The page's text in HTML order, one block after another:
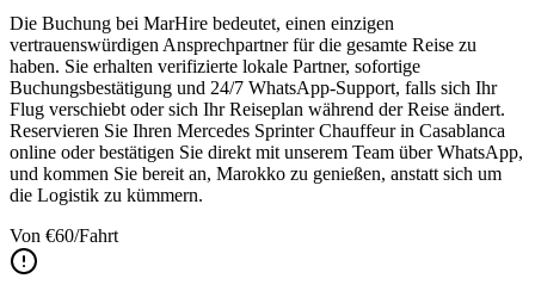
Die Buchung bei MarHire bedeutet, einen einzigen
vertrauenswürdigen Ansprechpartner für die gesamte Reise zu
haben. Sie erhalten verifizierte lokale Partner, sofortige
Buchungsbestätigung und 24/7 WhatsApp-Support, falls sich Ihr
Flug verschiebt oder sich Ihr Reiseplan während der Reise ändert.
Reservieren Sie Ihren Mercedes Sprinter Chauffeur in Casablanca
online oder bestätigen Sie direkt mit unserem Team über WhatsApp,
und kommen Sie bereit an, Marokko zu genießen, anstatt sich um
die Logistik zu kümmern.
Von €60/Fahrt